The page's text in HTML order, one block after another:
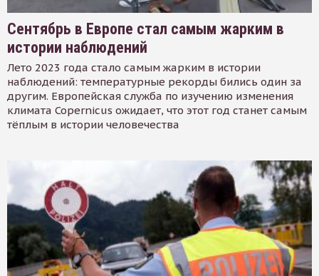
Сентябрь в Европе стал самым жарким в
истории наблюдений
Лето 2023 года стало самым жарким в истории
наблюдений: температурные рекорды бились один за
другим. Европейская служба по изучению изменения
климата Copernicus ожидает, что этот год станет самым
тёплым в истории человечества